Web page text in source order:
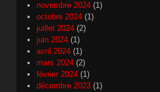
novembre 2024 (1)
octobre 2024 (1)
juillet 2024 (2)
juin 2024 (1)
avril 2024 (1)
mars 2024 (2)
février 2024 (1)
décembre 2023 (1)